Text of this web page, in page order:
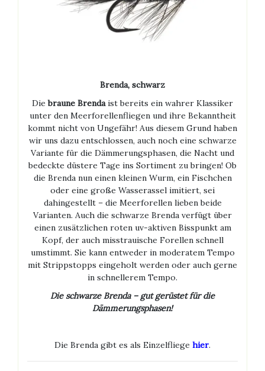
Brenda, schwarz
Diebraune Brendaist bereits ein wahrer Klassiker
unter den Meerforellenfliegen und ihre Bekanntheit
kommt nicht von Ungefähr! Aus diesem Grund haben
wir uns dazu entschlossen, auch noch eine schwarze
Variante für die Dämmerungsphasen, die Nacht und
bedeckte düstere Tage ins Sortiment zu bringen! Ob
die Brenda nun einen kleinen Wurm, ein Fischchen
oder eine große Wasserassel imitiert, sei
dahingestellt – die Meerforellen lieben beide
Varianten. Auch die schwarze Brenda verfügt über
einen zusätzlichen roten uv-aktiven Bisspunkt am
Kopf, der auch misstrauische Forellen schnell
umstimmt. Sie kann entweder in moderatem Tempo
mit Strippstopps eingeholt werden oder auch gerne
in schnellerem Tempo.
Die schwarze Brenda – gut gerüstet für die
Dämmerungsphasen!
Die Brenda gibt es als Einzelfliege hier.